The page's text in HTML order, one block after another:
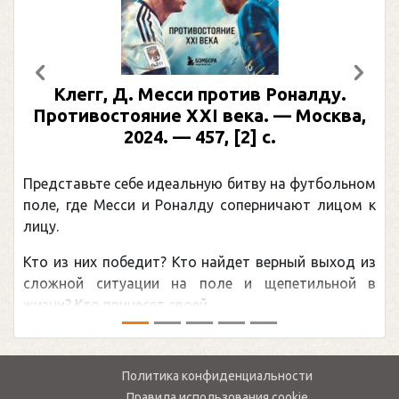
Клегг, Д. Месси против Роналду.
Противостояние XXI века. — Москва,
2024. — 457, [2] с.
Представьте себе идеальную битву на футбольном
поле, где Месси и Роналду соперничают лицом к
лицу.
Кто из них победит? Кто найдет верный выход из
сложной ситуации на поле и щепетильной в
жизни? Кто принесет своей ...
Предыдущий
Политика конфиденциальности